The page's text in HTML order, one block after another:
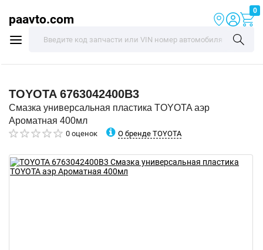
paavto.com
0
TOYOTA 6763042400B3
Смазка универсальная пластика TOYOTA аэр
Ароматная 400мл
0 оценок О бренде TOYOTA